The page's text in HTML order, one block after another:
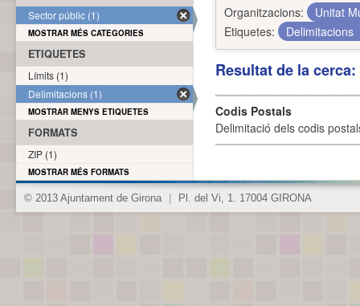
Organitzacions:
Unitat
Etiquetes:
Delimitacions
Resultat de la
Codis Postals
Delimitació dels codis
Sector públic (1)
MOSTRAR MÉS CATEGORIES
ETIQUETES
Límits (1)
Delimitacions (1)
MOSTRAR MENYS ETIQUETES
FORMATS
ZIP (1)
MOSTRAR MÉS FORMATS
© 2013 Ajuntament de Girona Pl. del Vi, 1. 17004 GIRONA